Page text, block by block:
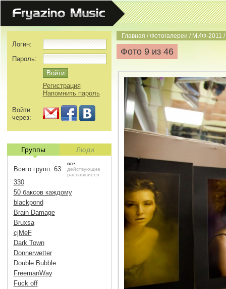
Главная /Фотогалереи / МИФ-2011 /
Фото 9 из 46
Логин:
Пароль:
Регистрация
Напомнить пароль
Войти
через:
Группы Люди
Всего групп: 63
все
действующие
распавшиеся
330
50 баксов каждому
blackpond
Brain Damage
Bruxsa
cjMeF
Dark Town
Donnerwetter
Double Bubble
FreemanWay
Fuck off